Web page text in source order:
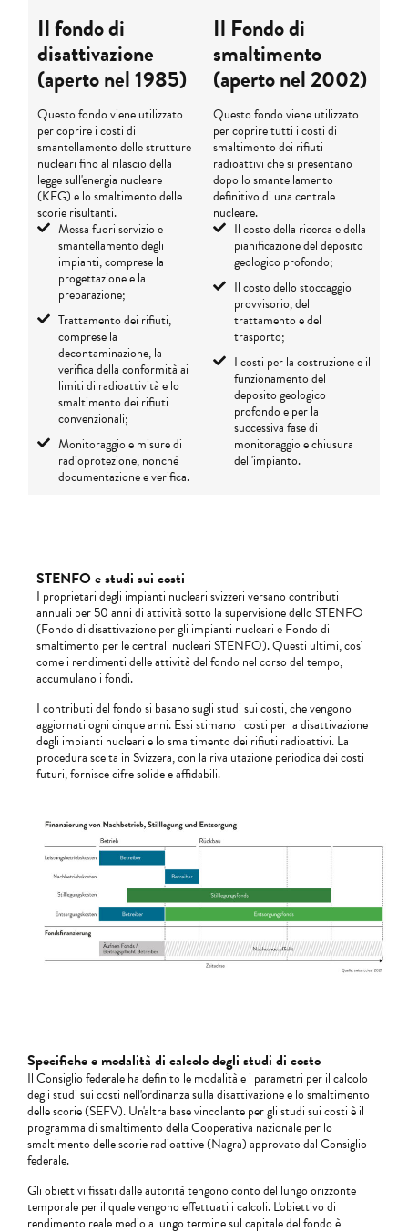
Il fondo di
disattivazione
(aperto nel 1985)
Questo fondo viene utilizzato
per coprire i costi di
smantellamento delle strutture
nucleari fino al rilascio della
legge sull'energia nucleare
(KEG) e lo smaltimento delle
scorie risultanti.
Messa fuori servizio e
smantellamento degli
impianti, comprese la
progettazione e la
preparazione;
Trattamento dei rifiuti,
comprese la
decontaminazione, la
verifica della conformità ai
limiti di radioattività e lo
smaltimento dei rifiuti
convenzionali;
Monitoraggio e misure di
radioprotezione, nonché
documentazione e verifica.
Il Fondo di
smaltimento
(aperto nel 2002)
Questo fondo viene utilizzato
per coprire tutti i costi di
smaltimento dei rifiuti
radioattivi che si presentano
dopo lo smantellamento
definitivo di una centrale
nucleare.
Il costo della ricerca e della
pianificazione del deposito
geologico profondo;
Il costo dello stoccaggio
provvisorio, del
trattamento e del
trasporto;
I costi per la costruzione e il
funzionamento del
deposito geologico
profondo e per la
successiva fase di
monitoraggio e chiusura
dell'impianto.
STENFO e studi sui costi
I proprietari degli impianti nucleari svizzeri versano contributi
annuali per 50 anni di attività sotto la supervisione dello STENFO
(Fondo di disattivazione per gli impianti nucleari e Fondo di
smaltimento per le centrali nucleari STENFO). Questi ultimi, così
come i rendimenti delle attività del fondo nel corso del tempo,
accumulano i fondi.
I contributi del fondo si basano sugli studi sui costi, che vengono
aggiornati ogni cinque anni. Essi stimano i costi per la disattivazione
degli impianti nucleari e lo smaltimento dei rifiuti radioattivi. La
procedura scelta in Svizzera, con la rivalutazione periodica dei costi
futuri, fornisce cifre solide e affidabili.
Specifiche e modalità di calcolo degli studi di costo
Il Consiglio federale ha definito le modalità e i parametri per il calcolo
degli studi sui costi nell'ordinanza sulla disattivazione e lo smaltimento
delle scorie (SEFV). Un'altra base vincolante per gli studi sui costi è il
programma di smaltimento della Cooperativa nazionale per lo
smaltimento delle scorie radioattive (Nagra) approvato dal Consiglio
federale.
Gli obiettivi fissati dalle autorità tengono conto del lungo orizzonte
temporale per il quale vengono effettuati i calcoli. L'obiettivo di
rendimento reale medio a lungo termine sul capitale del fondo è